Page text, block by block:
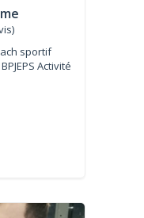
sportif
Activité